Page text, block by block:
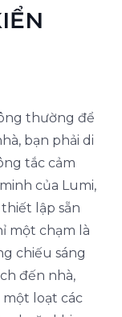
thường để
bạn phải di
tắc cảm
của Lumi,
lập sẵn
một chạm là
chiếu sáng
đến nhà,
một loạt các